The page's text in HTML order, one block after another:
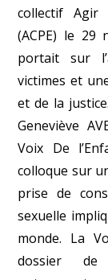
collectif Agir
(ACPE) le 29
portait sur
victimes et
et de la
Geneviève
Voix De
colloque sur
prise de
sexuelle
monde. La
dossier de